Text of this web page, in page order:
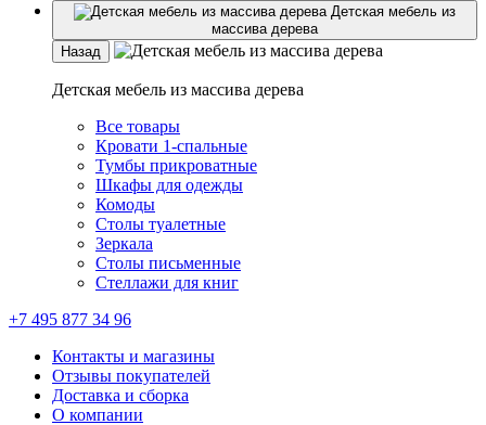
Детская мебель из
массива дерева
Назад
Детская мебель из массива дерева
Все товары
Кровати 1-спальные
Тумбы прикроватные
Шкафы для одежды
Комоды
Столы туалетные
Зеркала
Столы письменные
Стеллажи для книг
+7 495 877 34 96
Контакты и магазины
Отзывы покупателей
Доставка и сборка
О компании